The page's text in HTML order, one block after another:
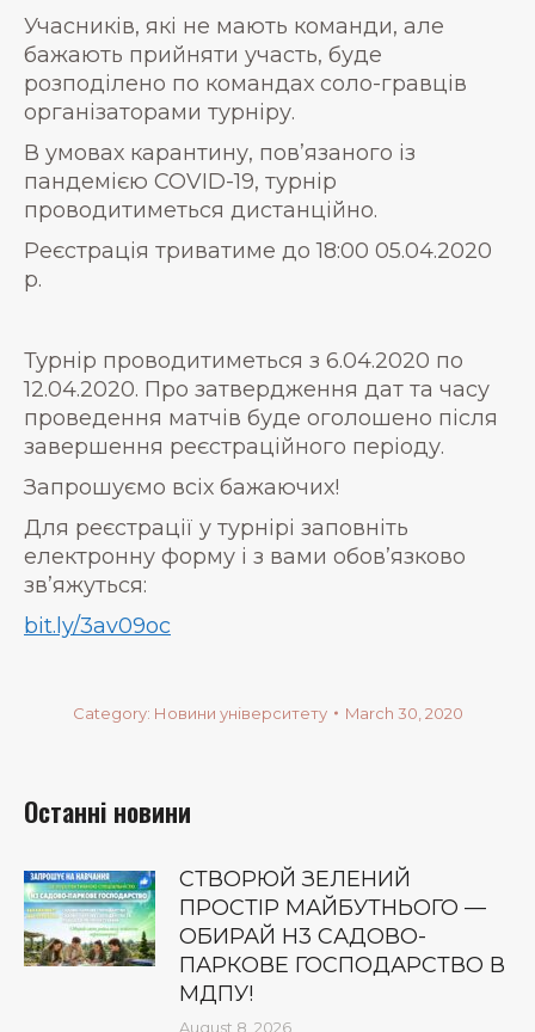
Учасників, які не мають команди, але
бажають прийняти участь, буде
розподілено по командах соло-гравців
організаторами турніру.
В умовах карантину, пов’язаного із
пандемією COVID-19, турнір
проводитиметься дистанційно.
Реєстрація триватиме до 18:00 05.04.2020
р.
Турнір проводитиметься з 6.04.2020 по
12.04.2020. Про затвердження дат та часу
проведення матчів буде оголошено після
завершення реєстраційного періоду.
Запрошуємо всіх бажаючих!
Для реєстрації у турнірі заповніть
електронну форму і з вами обов’язково
зв’яжуться:
bit.ly/3av09oc
Category: Новини університету March 30, 2020
Останні новини
СТВОРЮЙ ЗЕЛЕНИЙ
ПРОСТІР МАЙБУТНЬОГО —
ОБИРАЙ Н3 САДОВО-
ПАРКОВЕ ГОСПОДАРСТВО В
МДПУ!
August 8, 2026